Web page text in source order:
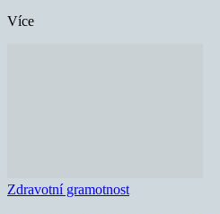
Více
Zdravotní gramotnost